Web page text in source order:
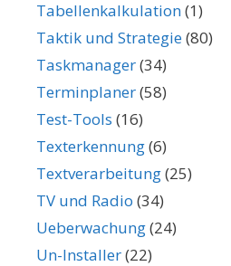
Tabellenkalkulation(1)
Taktik und Strategie(80)
Taskmanager(34)
Terminplaner(58)
Test-Tools (16)
Texterkennung(6)
Textverarbeitung(25)
TV und Radio (34)
Ueberwachung(24)
Un-Installer(22)